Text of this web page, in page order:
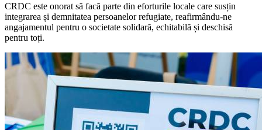
CRDC este onorat să facă parte din eforturile locale care susțin
integrarea și demnitatea persoanelor refugiate, reafirmându-ne
angajamentul pentru o societate solidară, echitabilă și deschisă
pentru toți.